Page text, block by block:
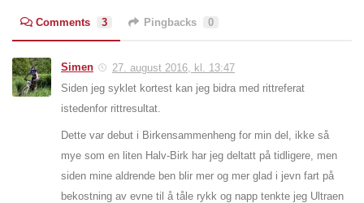
Comments 3 Pingbacks 0
Simen
27. august 2016, kl. 13:47
Siden jeg syklet kortest kan jeg bidra med rittreferat
istedenfor rittresultat.
Dette var debut i Birkensammenheng for min del, ikke så
mye som en liten Halv-Birk har jeg deltatt på tidligere, men
siden mine aldrende ben blir mer og mer glad i jevn fart på
bekostning av evne til å tåle rykk og napp tenkte jeg Ultraen